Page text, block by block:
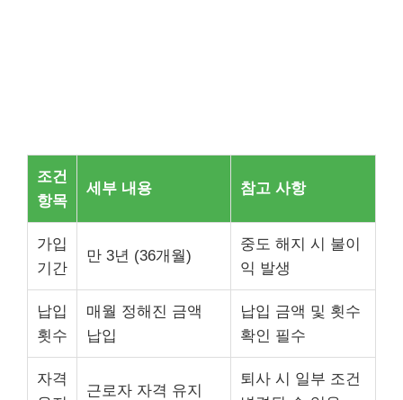
조건
항목
세부 내용 참고 사항
가입
기간
만 3년 (36개월)
중도 해지 시 불이
익 발생
납입
횟수
매월 정해진 금액
납입
납입 금액 및 횟수
확인 필수
자격
근로자 자격 유지
퇴사 시 일부 조건